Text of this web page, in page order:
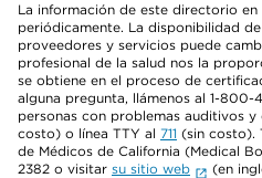
La información de este directorio en
periódicamente. La disponibilidad
proveedores y servicios puede
profesional de la salud nos la
se obtiene en el proceso de
alguna pregunta, llámenos al 1-
personas con problemas auditivos
costo) o línea TTY al 711 (sin costo).
de Médicos de California (Medical
2382 o visitar su sitio web
(en